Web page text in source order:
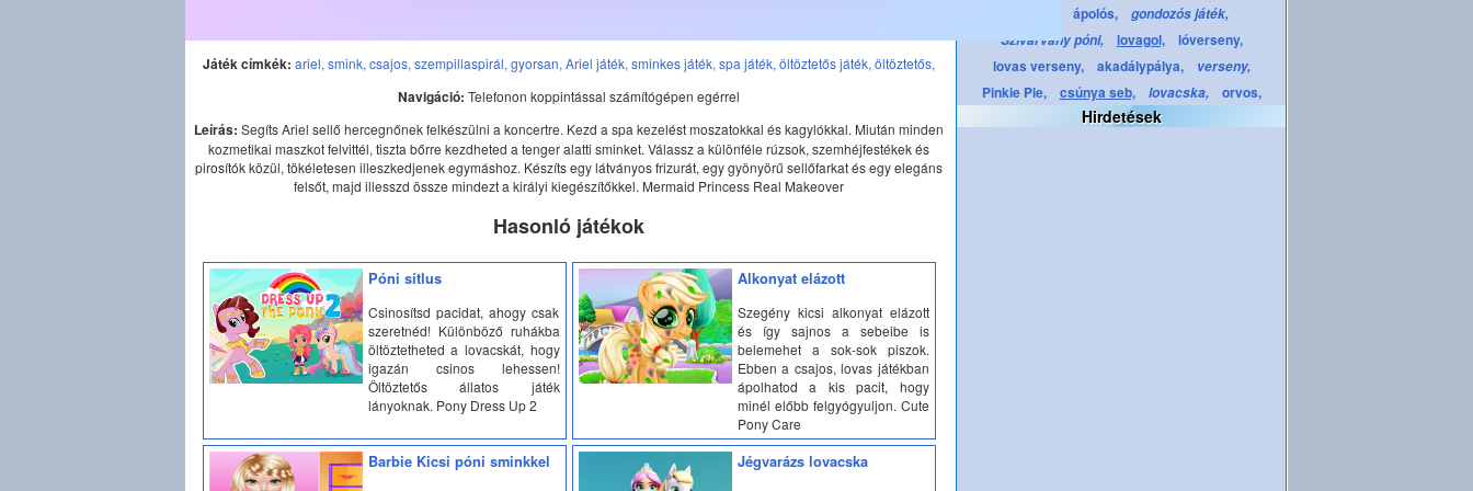
Játék címkék: ariel, smink, csajos, szempillaspirál, gyorsan, Ariel játék, sminkes játék, spa játék, öltöztetős játék, öltöztetős,
Navigáció: Telefonon koppintással számítógépen egérrel
Leírás: Segíts Ariel sellő hercegnőnek felkészülni a koncertre. Kezd a spa kezelést moszatokkal és kagylókkal. Miután minden
kozmetikai maszkot felvittél, tiszta bőrre kezdheted a tenger alatti sminket. Válassz a különféle rúzsok, szemhéjfestékek és
pirosítók közül, tökéletesen illeszkedjenek egymáshoz. Készíts egy látványos frizurát, egy gyönyörű sellőfarkat és egy elegáns
felsőt, majd illesszd össze mindezt a királyi kiegészítőkkel. Mermaid Princess Real Makeover
Hasonló játékok
Póni sítlus
Csinosítsd pacidat, ahogy csak
szeretnéd! Különböző ruhákba
öltöztetheted a lovacskát, hogy
igazán csinos lehessen!
Öltöztetős állatos játék
lányoknak. Pony Dress Up 2
Alkonyat elázott
Szegény kicsi alkonyat elázott
és így sajnos a sebeibe is
belemehet a sok-sok piszok.
Ebben a csajos, lovas játékban
ápolhatod a kis pacit, hogy
minél előbb felgyógyuljon. Cute
Pony Care
Barbie Kicsi póni sminkkel Jégvarázs lovacska
ápolós,
gondozós játék,
Szivárvány póni,
lovagol,
lóverseny,
lovas verseny,
akadálypálya, verseny,
Pinkie Pie, csúnya seb, lovacska, orvos,
Hirdetések